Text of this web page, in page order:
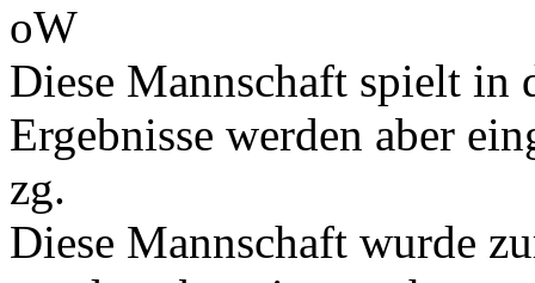
oW
Diese Mannschaft spielt in
Ergebnisse werden aber
zg.
Diese Mannschaft wurde